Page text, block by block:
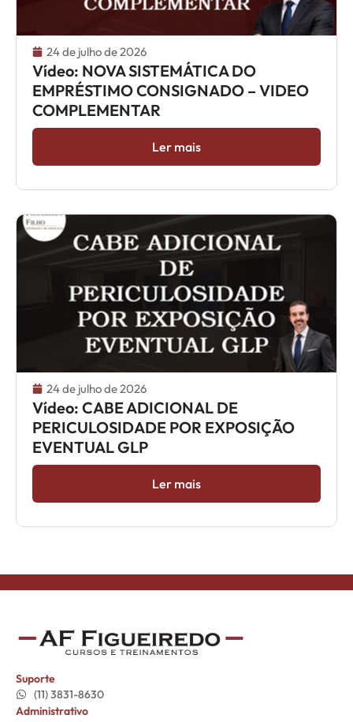
24 de julho de 2026
Vídeo: NOVA SISTEMÁTICA DO
EMPRÉSTIMO CONSIGNADO – VIDEO
COMPLEMENTAR
Ler mais
24 de julho de 2026
Vídeo: CABE ADICIONAL DE
PERICULOSIDADE POR EXPOSIÇÃO
EVENTUAL GLP
Ler mais
Suporte
(11) 3831-8630
Administrativo